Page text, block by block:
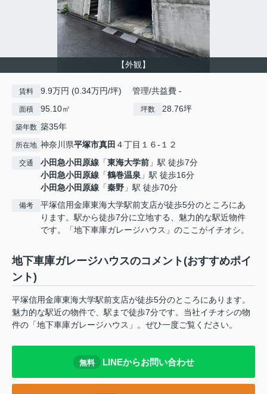
【外観】
賃料 9.9万円 (0.34万円/坪) 管理/共益費 -
面積 95.10㎡ 坪数 28.76坪
築年数 築35年
所在地 神奈川県平塚市真田 ４丁目１６-１２
交通 小田急小田原線 「東海大学前 」駅 徒歩7分
小田急小田原線 「鶴巻温泉 」駅 徒歩16分
小田急小田原線 「秦野 」駅 徒歩70分
備考
平塚信用金庫東海大学駅前支店が徒歩5分のところにあ
ります。駅から徒歩7分に立地する、魅力的な駅近物件
です。「地下車庫ガレージハウス」のここがイチオシ。
地下車庫ガレージハウスのコメント(おすすめポイ
ント)
平塚信用金庫東海大学駅前支店が徒歩5分のところにあります。
魅力的な駅近の物件で、駅まで徒歩7分です。当社イチオシの物
件の「地下車庫ガレージハウス」。ぜひ一度ご覧ください。
無料 LINEからお問い合わせ